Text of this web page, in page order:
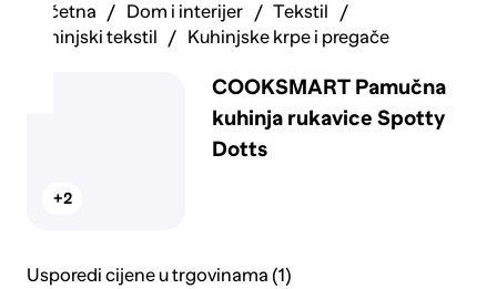
Početna Dom i interijer
Tekstil
Kuhinjski tekstil
Kuhinjske krpe i pregače
+2
COOKSMART Pamučna
kuhinja rukavice Spotty
Dotts
Usporedi cijene u trgovinama (1)